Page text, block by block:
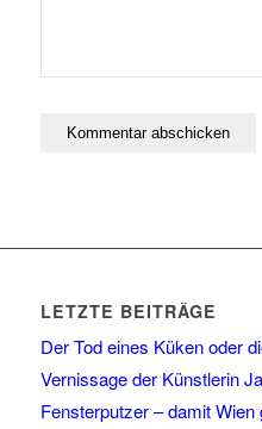
LETZTE BEITRÄGE
Der Tod eines Küken oder
Vernissage der Künstlerin
Fensterputzer – damit Wien